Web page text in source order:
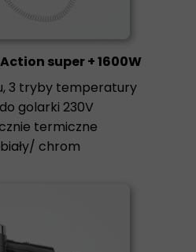
Action super + 1600W
3 tryby temperatury
golarki 230V
termiczne
chrom